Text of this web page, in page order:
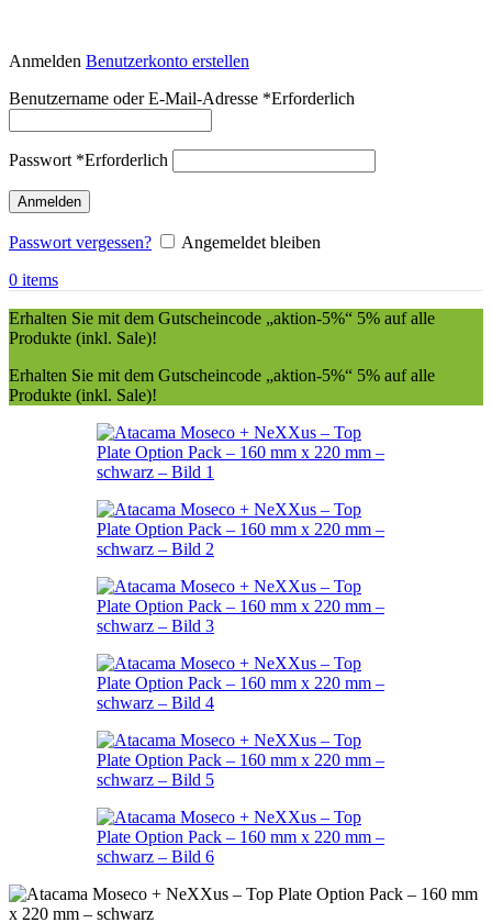
Anmelden Benutzerkonto erstellen
Benutzername oder E-Mail-Adresse *Erforderlich
Passwort *Erforderlich
Anmelden
Passwort vergessen?
Angemeldet bleiben
0 items
Erhalten Sie mit dem Gutscheincode „aktion-5%“ 5% auf alle
Produkte (inkl. Sale)!
Erhalten Sie mit dem Gutscheincode „aktion-5%“ 5% auf alle
Produkte (inkl. Sale)!